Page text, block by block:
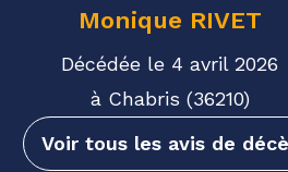
Monique RIVET
Décédée le 4 avril 2026
à Chabris (36210)
Voir tous les avis de